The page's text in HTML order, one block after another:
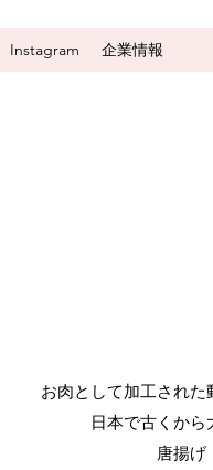
Instagram 企業情報
お肉として加工された
日本で古くから
唐揚げ